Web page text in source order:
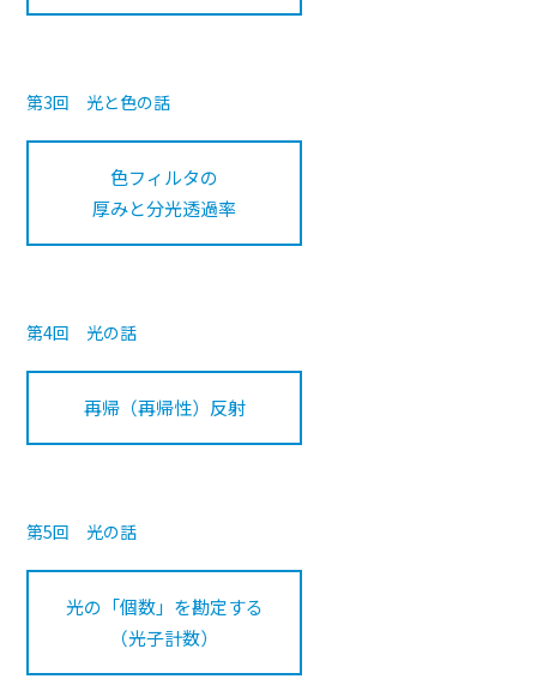
第3回 光と色の話
色フィルタの
厚みと分光透過率
第4回 光の話
再帰（再帰性）反射
第5回 光の話
光の「個数」を勘定する
（光子計数）